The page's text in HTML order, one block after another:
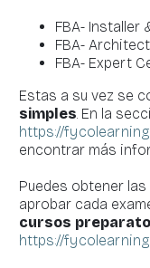
FBA-
FBA-
FBA- Expert
Estas a su vez se
simples. En la
https://
encontrar más
Puedes obtener
aprobar cada
cursos
https://